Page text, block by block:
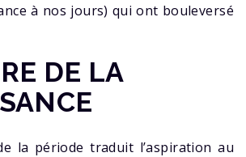
à nos jours) qui ont bouleversé
DE LA
la période traduit l’aspiration au